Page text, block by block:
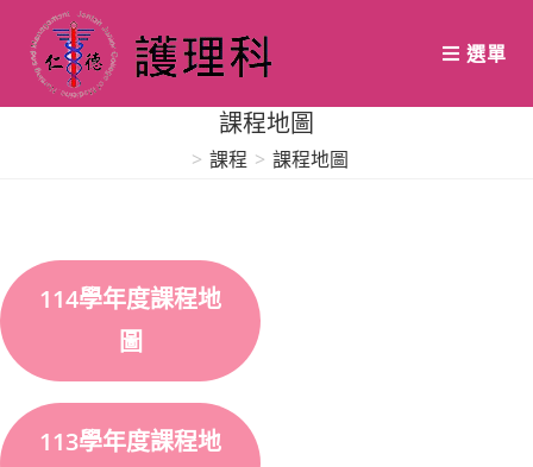
content
選單
課程地圖
> 課程 > 課程地圖
114學年度課程地
圖
113學年度課程地